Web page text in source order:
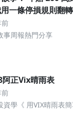
一條停損規則翻
事周報熱門分享
正Vix晴雨表
資學《 用VIX晴雨表簡